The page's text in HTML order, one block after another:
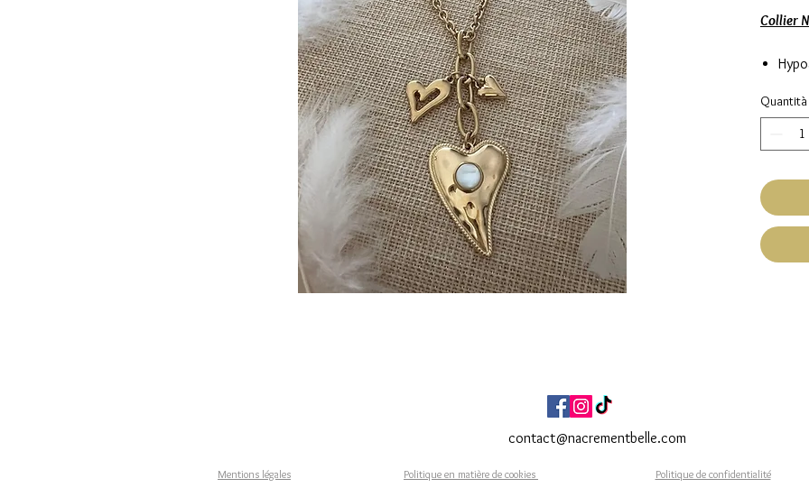
Collier
fin
Tour
Fait
Quantità
contact@nacrementbelle.com
Mentions légales Politique en matière de cookies Politique de confidentialité